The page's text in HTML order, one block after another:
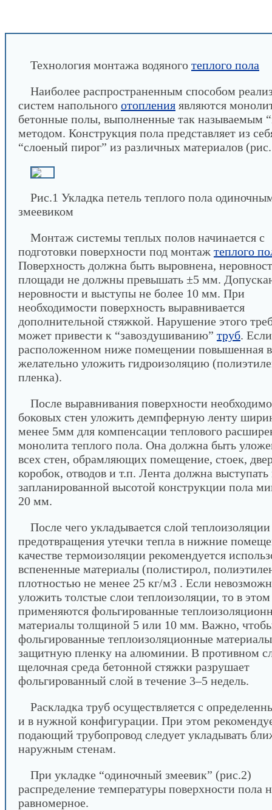
Технология монтажа водяного теплого пола
Наиболее распространенным способом
систем напольного отопления являются
бетонные полы, выполненные так называемым
методом. Конструкция пола представляет из
“слоеный пирог” из различных материалов
Рис.1 Укладка петель теплого пола
змеевиком
Монтаж системы теплых полов начинается с
подготовки поверхности под монтаж теплого
Поверхность должна быть выровнена,
площади не должны превышать ±5 мм.
неровности и выступы не более 10 мм. При
необходимости поверхность выравнивается
дополнительной стяжкой. Нарушение этого
может привести к “завоздушиванию” труб.
расположенном ниже помещении повышенная
желательно уложить гидроизоляцию
пленка).
После выравнивания поверхности
боковых стен уложить демпферную ленту
менее 5мм для компенсации теплового
монолита теплого пола. Она должна быть
всех стен, обрамляющих помещение, стоек,
коробок, отводов и т.п. Лента должна выступать
запланированной высотой конструкции пола
20 мм.
После чего укладывается слой
предотвращения утечки тепла в нижние
качестве термоизоляции рекомендуется
вспененные материалы (полистирол,
плотностью не менее 25 кг/м3 . Если
уложить толстые слои теплоизоляции, то в этом
применяются фольгированные
материалы толщиной 5 или 10 мм. Важно,
фольгированные теплоизоляционные
защитную пленку на алюминии. В противном
щелочная среда бетонной стяжки разрушает
фольгированный слой в течение 3–5 недель.
Раскладка труб осуществляется с
и в нужной конфигурации. При этом
подающий трубопровод следует укладывать
наружным стенам.
При укладке “одиночный змеевик” (рис.2)
распределение температуры поверхности пола
равномерное.